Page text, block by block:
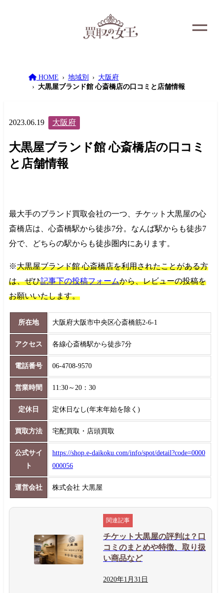
HOME 地域別
大阪府
大黒屋ブランド館 心斎橋店の口コミと店舗情報
2023.06.19 大阪府
大黒屋ブランド館 心斎橋店の口コミ
と店舗情報
最大手のブランド買取会社の一つ、チケット大黒屋の心
斎橋店は、心斎橋駅から徒歩7分。なんば駅からも徒歩7
分で、どちらの駅からも徒歩圏内にあります。
※大黒屋ブランド館 心斎橋店を利用されたことがある方
は、ぜひ記事下の投稿フォームから、レビューの投稿を
お願いいたします。
所在地 大阪府大阪市中央区心斎橋筋2-6-1
アクセス 各線心斎橋駅から徒歩7分
電話番号 06-4708-9570
営業時間 11:30～20：30
定休日 定休日なし(年末年始を除く)
買取方法 宅配買取・店頭買取
公式サイ
ト
https://shop.e-daikoku.com/info/spot/detail?code=0000
000056
運営会社 株式会社 大黒屋
チケット大黒屋の評判は？口
コミのまとめや特徴、取り扱
い商品など
2020年1月 31日